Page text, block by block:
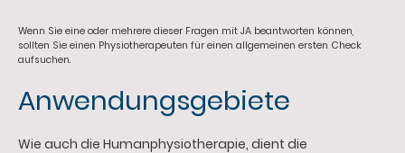
Wenn Sie eine oder mehrere dieser Fragen mit JA beantworten können,
sollten Sie einen Physiotherapeuten für einen allgemeinen ersten Check
aufsuchen.
Anwendungsgebiete
Wie auch die Humanphysiotherapie, dient die